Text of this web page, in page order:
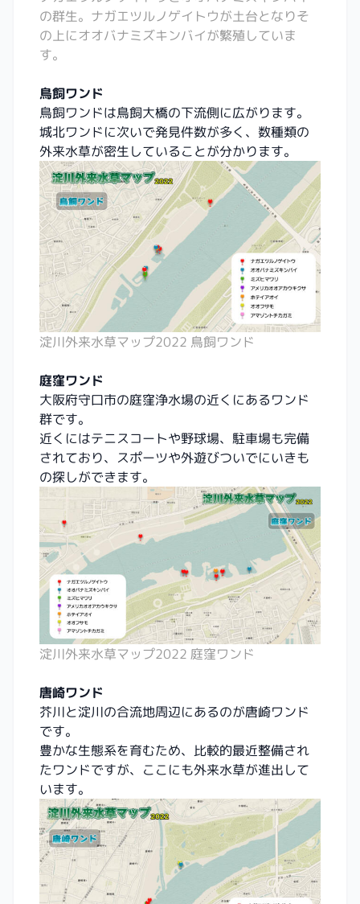
の群生。ナガエツルノゲイトウが土台となりそ
の上にオオバナミズキンバイが繁殖していま
す。
鳥飼ワンド
鳥飼ワンドは鳥飼大橋の下流側に広がります。
城北ワンドに次いで発見件数が多く、数種類の
外来水草が密生していることが分かります。
淀川外来水草マップ2022 鳥飼ワンド
庭窪ワンド
大阪府守口市の庭窪浄水場の近くにあるワンド
群です。
近くにはテニスコートや野球場、駐車場も完備
されており、スポーツや外遊びついでにいきも
の探しができます。
淀川外来水草マップ2022 庭窪ワンド
唐崎ワンド
芥川と淀川の合流地周辺にあるのが唐崎ワンド
です。
豊かな生態系を育むため、比較的最近整備され
たワンドですが、ここにも外来水草が進出して
います。